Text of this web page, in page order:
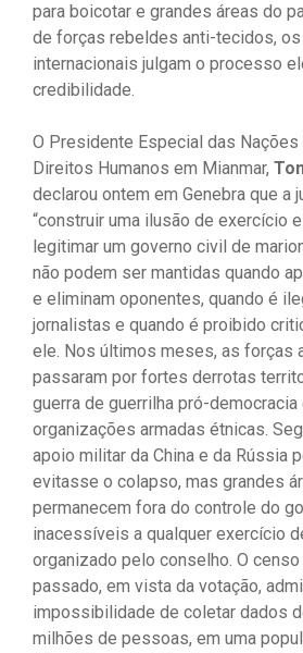
para boicotar e grandes áreas do
de forças rebeldes anti-tecidos,
internacionais julgam o processo
credibilidade.
O Presidente Especial das Nações
Direitos Humanos em Mianmar,
declarou ontem em Genebra que a
“construir uma ilusão de exercício
legitimar um governo civil de
não podem ser mantidas quando
e eliminam oponentes, quando é
jornalistas e quando é proibido
ele. Nos últimos meses, as forças
passaram por fortes derrotas
guerra de guerrilha pró-
organizações armadas étnicas.
apoio militar da China e da Rússia
evitasse o colapso, mas grandes
permanecem fora do controle do
inacessíveis a qualquer exercício
organizado pelo conselho. O
passado, em vista da votação,
impossibilidade de coletar dados
milhões de pessoas, em uma